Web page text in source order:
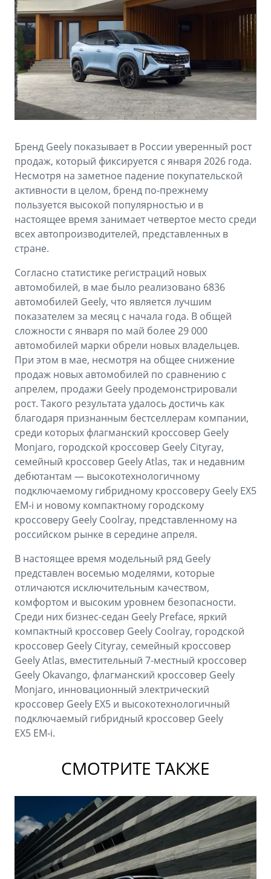
OKAVANGO
от 3 429 990 ₽*
MONJARO
от 4 349 990 ₽*
от 3 079 990 ₽* от 3 769 990 ₽*
Аксессуары
Зарядные устройства
ФИНАНСЫ И УСЛУГИ
Автокредит
Расчет КАСКО
Страхование
GEELY Лизинг
Советы по эксплуатации
Спецпредложения
ПОДДЕРЖКА
Помощь на дорогах
Гарантия Geely
Сервисная книжка
Вопросы и ответы
Бренд Geely показывает в России уверенный рост
продаж, который фиксируется с января 2026 года.
Несмотря на заметное падение покупательской
активности в целом, бренд по-прежнему
пользуется высокой популярностью и в
настоящее время занимает четвертое место среди
всех автопроизводителей, представленных в
стране.
Согласно статистике регистраций новых
автомобилей, в мае было реализовано 6836
автомобилей Geely, что является лучшим
показателем за месяц с начала года. В общей
сложности с января по май более 29 000
автомобилей марки обрели новых владельцев.
При этом в мае, несмотря на общее снижение
продаж новых автомобилей по сравнению с
апрелем, продажи Geely продемонстрировали
рост. Такого результата удалось достичь как
благодаря признанным бестселлерам компании,
среди которых флагманский кроссовер Geely
Monjaro, городской кроссовер Geely Cityray,
семейный кроссовер Geely Atlas, так и недавним
дебютантам — высокотехнологичному
подключаемому гибридному кроссоверу Geely EX5
EM-i и новому компактному городскому
кроссоверу Geely Coolray, представленному на
российском рынке в середине апреля.
В настоящее время модельный ряд Geely
представлен восемью моделями, которые
отличаются исключительным качеством,
комфортом и высоким уровнем безопасности.
Среди них бизнес-седан Geely Preface, яркий
компактный кроссовер Geely Coolray, городской
кроссовер Geely Cityray, семейный кроссовер
Geely Atlas, вместительный 7-местный кроссовер
Geely Okavango, флагманский кроссовер Geely
Monjaro, инновационный электрический
кроссовер Geely EX5 и высокотехнологичный
подключаемый гибридный кроссовер Geely
EX5 EM-i.
СМОТРИТЕ ТАКЖЕ